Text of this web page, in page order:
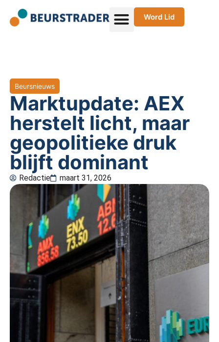
Word Lid
Beursnieuws
Marktupdate: AEX
herstelt licht, maar
geopolitieke druk
blijft dominant
Redactie maart 31, 2026